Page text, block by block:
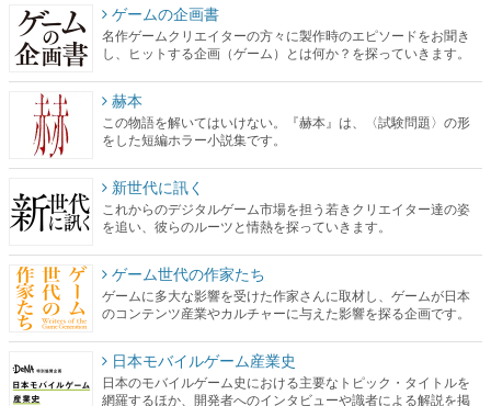
ゲームの企画書
名作ゲームクリエイターの方々に製作時のエピソードをお聞き
し、ヒットする企画（ゲーム）とは何か？を探っていきます。
赫本
この物語を解いてはいけない。『赫本』は、〈試験問題〉の形
をした短編ホラー小説集です。
新世代に訊く
これからのデジタルゲーム市場を担う若きクリエイター達の姿
を追い、彼らのルーツと情熱を探っていきます。
ゲーム世代の作家たち
ゲームに多大な影響を受けた作家さんに取材し、ゲームが日本
のコンテンツ産業やカルチャーに与えた影響を探る企画です。
日本モバイルゲーム産業史
日本のモバイルゲーム史における主要なトピック・タイトルを
網羅するほか、開発者へのインタビューや識者による解説を掲